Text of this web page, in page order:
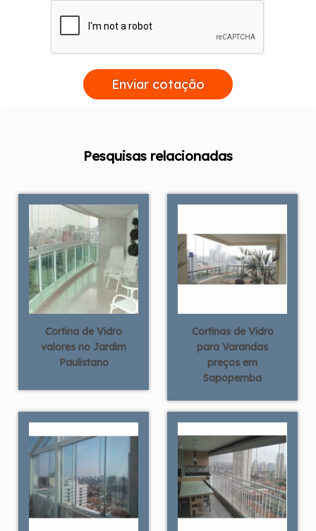
Enviar cotação
Pesquisas relacionadas
Cortina de Vidro
valores no Jardim
Paulistano
Cortinas de Vidro
para Varandas
preços em
Sapopemba